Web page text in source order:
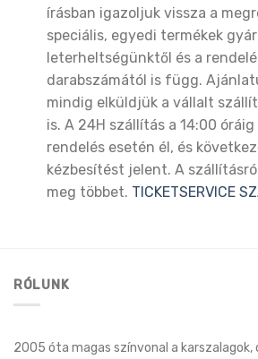
írásban igazoljuk vissza a
speciális, egyedi termékek
leterheltségünktől és a
darabszámától is függ.
mindig elküldjük a vállalt
is. A 24H szállítás a 14:00
rendelés esetén él, és
kézbesítést jelent. A
meg többet. TICKETSERVICE
RÓLUNK
2005 óta magas színvonal a karszalagok,